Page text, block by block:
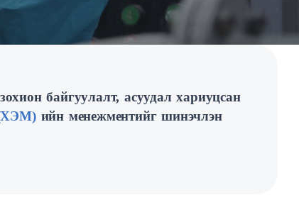
байгуулалт, асуудал хариуцсан
(ХЭМ)ийн менежментийг шинэчлэн